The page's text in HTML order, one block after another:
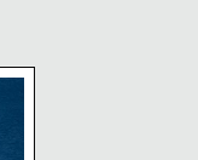
nahe Gibraltar